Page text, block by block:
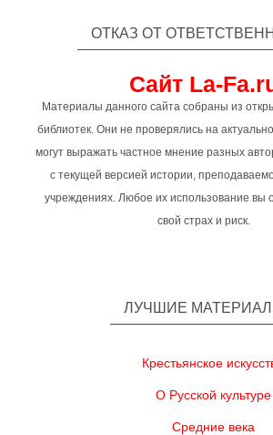
ОТКАЗ ОТ
Сайт La-
Материалы данного сайта собраны из
библиотек. Они не проверялись на
могут выражать частное мнение разных
с текущей версией истории,
учреждениях. Любое их использование вы
свой страх и риск.
ЛУЧШИЕ
Крестьянское
О Русской культуре
Средние века